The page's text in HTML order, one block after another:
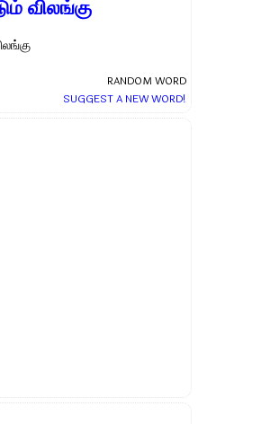
விலங்கு
RANDOM WORD
SUGGEST A NEW WORD!